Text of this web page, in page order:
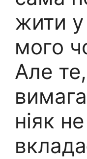
жити
мого
Але
ніяк не